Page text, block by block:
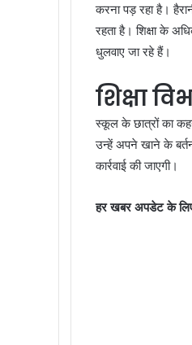
करना पड़ रहा है।
रहता है। शिक्षा के
धुलवाए जा रहे हैं।
शिक्षा
स्कूल के छात्रों का
उन्हें अपने खाने के
कार्रवाई की जाएगी।
हर खबर अपडेट के लिए